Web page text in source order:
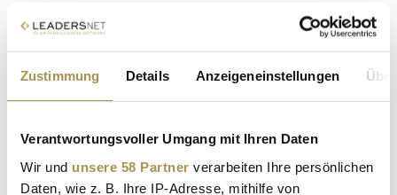
Zustimmung Details Anzeigeneinstellungen
Verantwortungsvoller Umgang mit Ihren Daten
Wir und unsere 58 Partner verarbeiten Ihre persönlichen
Daten, wie z. B. Ihre IP-Adresse, mithilfe von
Tipp
Seiten suchen, die genau diese Wortgruppe enthalten:
Grünberger Sommerfest versammelte Spitzen aus
Politik, Wirtschaft und Medien